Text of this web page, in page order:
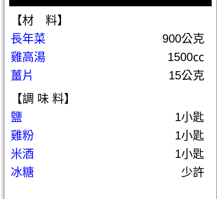
【材 料】
長年菜
900公克
雞高湯
1500㏄
薑片
15公克
【調 味 料】
鹽
1小匙
雞粉
1小匙
米酒
1小匙
冰糖
少許